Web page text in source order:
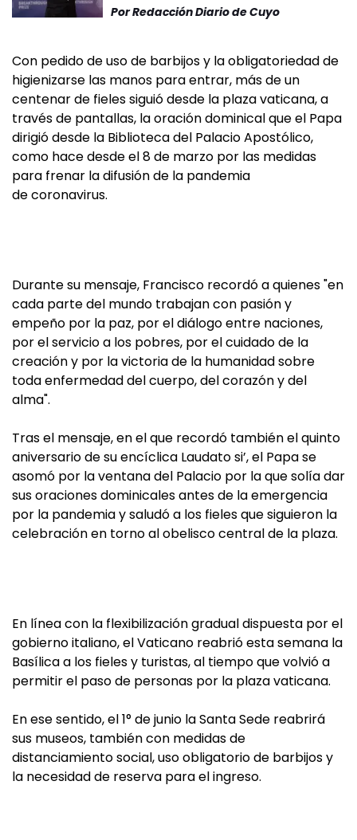
PorRedacción Diario de Cuyo
Con pedido de uso de barbijos y la obligatoriedad de
higienizarse las manos para entrar, más de un
centenar de fieles siguió desde la plaza vaticana, a
través de pantallas, la oración dominical que el Papa
dirigió desde la Biblioteca del Palacio Apostólico,
como hace desde el 8 de marzo por las medidas
para frenar la difusión de la pandemia
de coronavirus.
Durante su mensaje, Francisco recordó a quienes "en
cada parte del mundo trabajan con pasión y
empeño por la paz, por el diálogo entre naciones,
por el servicio a los pobres, por el cuidado de la
creación y por la victoria de la humanidad sobre
toda enfermedad del cuerpo, del corazón y del
alma".
Tras el mensaje, en el que recordó también el quinto
aniversario de su encíclica Laudato si’, el Papa se
asomó por la ventana del Palacio por la que solía dar
sus oraciones dominicales antes de la emergencia
por la pandemia y saludó a los fieles que siguieron la
celebración en torno al obelisco central de la plaza.
En línea con la flexibilización gradual dispuesta por el
gobierno italiano, el Vaticano reabrió esta semana la
Basílica a los fieles y turistas, al tiempo que volvió a
permitir el paso de personas por la plaza vaticana.
En ese sentido, el 1° de junio la Santa Sede reabrirá
sus museos, también con medidas de
distanciamiento social, uso obligatorio de barbijos y
la necesidad de reserva para el ingreso.